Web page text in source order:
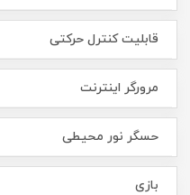
قابلیت کنترل حرکتی
مرورگر اینترنت
حسگر نور محیطی
بازی